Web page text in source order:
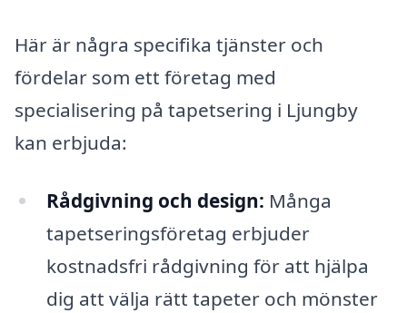
Här är några specifika tjänster och
fördelar som ett företag med
specialisering på tapetsering i Ljungby
kan erbjuda:
Rådgivning och design: Många
tapetseringsföretag erbjuder
kostnadsfri rådgivning för att hjälpa
dig att välja rätt tapeter och mönster